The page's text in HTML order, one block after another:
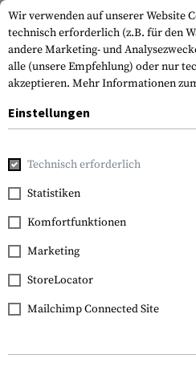
Home Tactical Gear
FILTER
Wir verwenden auf unserer Website
technisch erforderlich (z.B. für den
andere Marketing- und
alle (unsere Empfehlung) oder nur
akzeptieren. Mehr Informationen
Einstellungen
Technisch erforderlich
Statistiken
Komfortfunktionen
Marketing
StoreLocator
Mailchimp Connected Site